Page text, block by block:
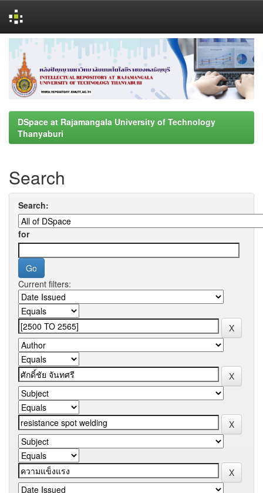
navigation
DSpace at Rajamangala University of Technology
Thanyaburi
Search
Search:
for
Current filters: